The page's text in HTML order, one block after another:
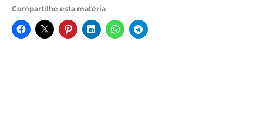
Compartilhe esta matéria